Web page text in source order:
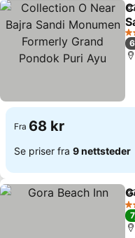
2
Fra 68 kr
Se priser fra 9 nettsteder
3